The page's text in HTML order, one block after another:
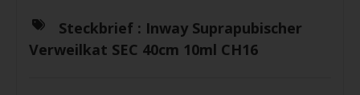
Steckbrief : Inway Suprapubischer
Verweilkat SEC 40cm 10ml CH16